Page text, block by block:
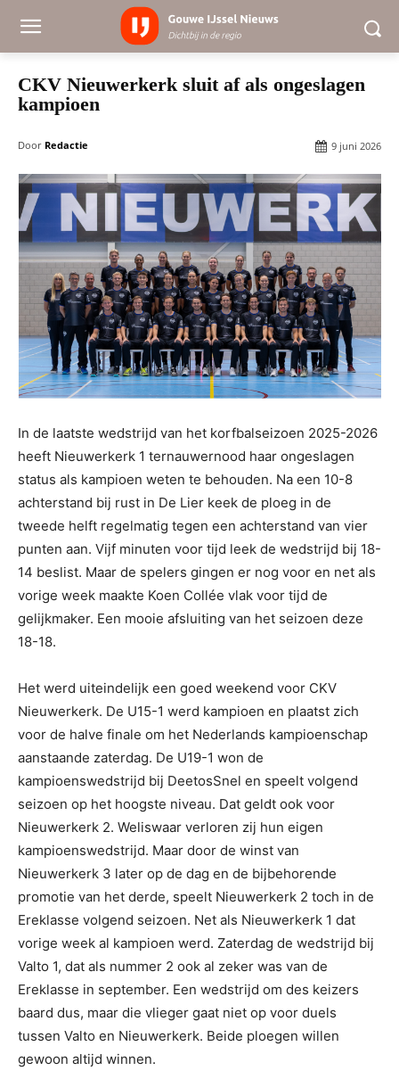
CKV Nieuwerkerk sluit af als ongeslagen
kampioen
Door Redactie 9 juni 2026
In de laatste wedstrijd van het korfbalseizoen 2025-2026
heeft Nieuwerkerk 1 ternauwernood haar ongeslagen
status als kampioen weten te behouden. Na een 10-8
achterstand bij rust in De Lier keek de ploeg in de
tweede helft regelmatig tegen een achterstand van vier
punten aan. Vijf minuten voor tijd leek de wedstrijd bij 18-
14 beslist. Maar de spelers gingen er nog voor en net als
vorige week maakte Koen Collée vlak voor tijd de
gelijkmaker. Een mooie afsluiting van het seizoen deze
18-18.
Het werd uiteindelijk een goed weekend voor CKV
Nieuwerkerk. De U15-1 werd kampioen en plaatst zich
voor de halve finale om het Nederlands kampioenschap
aanstaande zaterdag. De U19-1 won de
kampioenswedstrijd bij DeetosSnel en speelt volgend
seizoen op het hoogste niveau. Dat geldt ook voor
Nieuwerkerk 2. Weliswaar verloren zij hun eigen
kampioenswedstrijd. Maar door de winst van
Nieuwerkerk 3 later op de dag en de bijbehorende
promotie van het derde, speelt Nieuwerkerk 2 toch in de
Ereklasse volgend seizoen. Net als Nieuwerkerk 1 dat
vorige week al kampioen werd. Zaterdag de wedstrijd bij
Valto 1, dat als nummer 2 ook al zeker was van de
Ereklasse in september. Een wedstrijd om des keizers
baard dus, maar die vlieger gaat niet op voor duels
tussen Valto en Nieuwerkerk. Beide ploegen willen
gewoon altijd winnen.